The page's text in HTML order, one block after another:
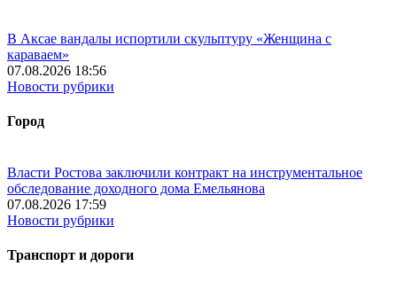
В Аксае вандалы испортили скульптуру «Женщина с
караваем»
07.08.2026 18:56
Новости рубрики
Город
Власти Ростова заключили контракт на инструментальное
обследование доходного дома Емельянова
07.08.2026 17:59
Новости рубрики
Транспорт и дороги